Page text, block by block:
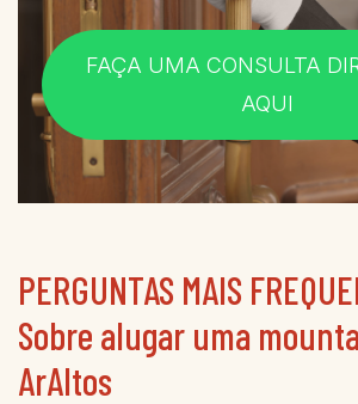
FAÇA UMA CONSULTA
AQUI
PERGUNTAS MAIS
Sobre alugar uma
ArAltos